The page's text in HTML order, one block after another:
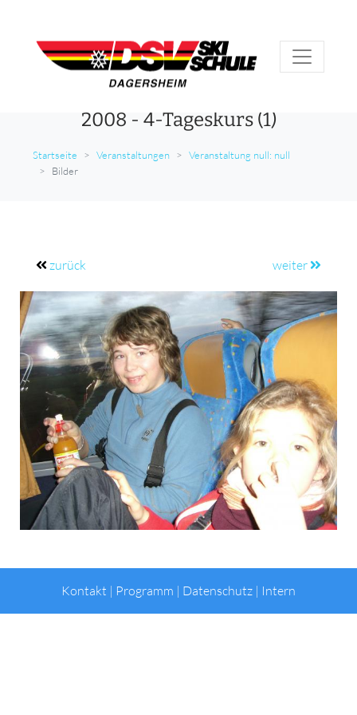
2008 - 4-Tageskurs (1)
Startseite Veranstaltungen
Veranstaltung null: null
Bilder
zurück weiter
Kontakt | Programm | Datenschutz | Intern